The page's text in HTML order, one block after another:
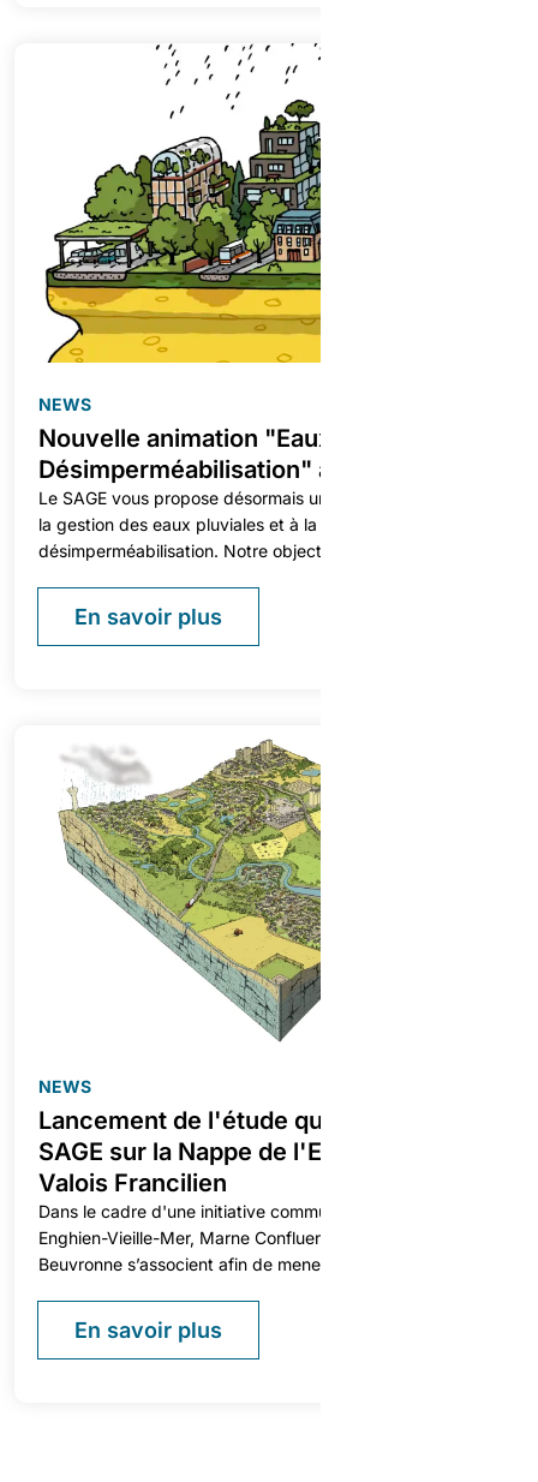
NEWS
Nouvelle animation "Eaux Pluviales et
Désimperméabilisation" au SAGE
Le SAGE vous propose désormais une animation dédiée à
la gestion des eaux pluviales et à la
désimperméabilisation. Notre objectif : accompagner les
mise en œuvre de solutions durables, ambitieuses et
adaptées.
En savoir plus
NEWS
Lancement de l'étude quantitative inter-
SAGE sur la Nappe de l'Eocène du
Valois Francilien
Dans le cadre d'une initiative commune, les SAGE Croult-
Enghien-Vieille-Mer, Marne Confluence et Marne et
Beuvronne s’associent afin de mener une étude visant à
Nappe de l’Éocène du Valois Francilien.
En savoir plus